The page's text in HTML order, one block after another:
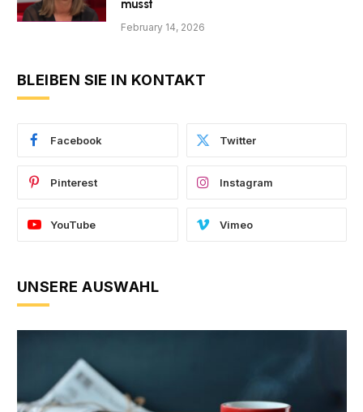
musst
February 14, 2026
BLEIBEN SIE IN KONTAKT
Facebook Twitter
Pinterest Instagram
YouTube Vimeo
UNSERE AUSWAHL